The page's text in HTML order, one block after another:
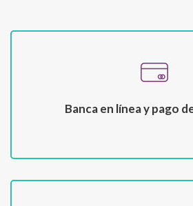
Banca en línea y pago